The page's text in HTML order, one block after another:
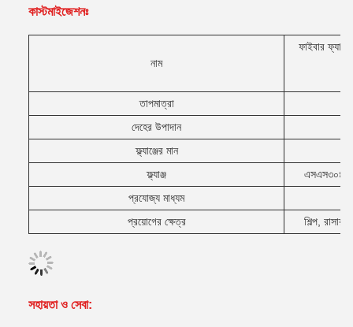
কাস্টমাইজেশনঃ
নাম
ফাইবার
তাপমাত্রা
দেহের উপাদান
ফ্ল্যাঞ্জের মান
ফ্ল্যাঞ্জ
এসএস৩০৪,
প্রযোজ্য মাধ্যম
প্রয়োগের ক্ষেত্র
শিল্প,
সহায়তা ও সেবা: